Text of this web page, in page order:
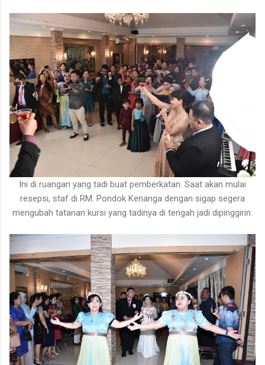
Ini di ruangan yang tadi buat pemberkatan. Saat akan mulai
resepsi, staf di RM. Pondok Kenanga dengan sigap segera
mengubah tatanan kursi yang tadinya di tengah jadi dipinggirin.